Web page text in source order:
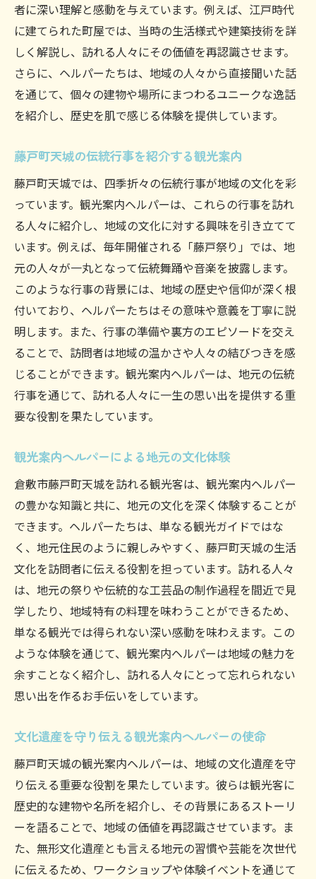
者に深い理解と感動を与えています。例えば、江戸時代
に建てられた町屋では、当時の生活様式や建築技術を詳
しく解説し、訪れる人々にその価値を再認識させます。
さらに、ヘルパーたちは、地域の人々から直接聞いた話
を通じて、個々の建物や場所にまつわるユニークな逸話
を紹介し、歴史を肌で感じる体験を提供しています。
藤戸町天城の伝統行事を紹介する観光案内
藤戸町天城では、四季折々の伝統行事が地域の文化を彩
っています。観光案内ヘルパーは、これらの行事を訪れ
る人々に紹介し、地域の文化に対する興味を引き立てて
います。例えば、毎年開催される「藤戸祭り」では、地
元の人々が一丸となって伝統舞踊や音楽を披露します。
このような行事の背景には、地域の歴史や信仰が深く根
付いており、ヘルパーたちはその意味や意義を丁寧に説
明します。また、行事の準備や裏方のエピソードを交え
ることで、訪問者は地域の温かさや人々の結びつきを感
じることができます。観光案内ヘルパーは、地元の伝統
行事を通じて、訪れる人々に一生の思い出を提供する重
要な役割を果たしています。
観光案内ヘルパーによる地元の文化体験
倉敷市藤戸町天城を訪れる観光客は、観光案内ヘルパー
の豊かな知識と共に、地元の文化を深く体験することが
できます。ヘルパーたちは、単なる観光ガイドではな
く、地元住民のように親しみやすく、藤戸町天城の生活
文化を訪問者に伝える役割を担っています。訪れる人々
は、地元の祭りや伝統的な工芸品の制作過程を間近で見
学したり、地域特有の料理を味わうことができるため、
単なる観光では得られない深い感動を味わえます。この
ような体験を通じて、観光案内ヘルパーは地域の魅力を
余すことなく紹介し、訪れる人々にとって忘れられない
思い出を作るお手伝いをしています。
文化遺産を守り伝える観光案内ヘルパーの使命
藤戸町天城の観光案内ヘルパーは、地域の文化遺産を守
り伝える重要な役割を果たしています。彼らは観光客に
歴史的な建物や名所を紹介し、その背景にあるストーリ
ーを語ることで、地域の価値を再認識させています。ま
た、無形文化遺産とも言える地元の習慣や芸能を次世代
に伝えるため、ワークショップや体験イベントを通じて